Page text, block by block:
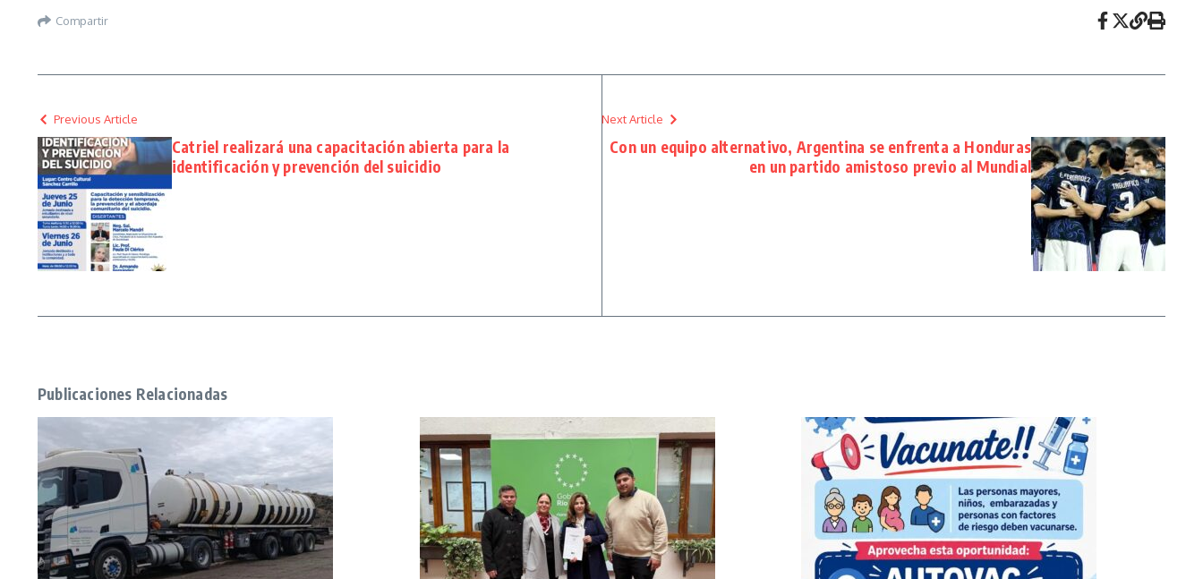
Compartir
Previous Article
Catriel realizará una capacitación abierta para la
identificación y prevención del suicidio
Next Article
Con un equipo alternativo, Argentina se enfrenta a Honduras
en un partido amistoso previo al Mundial
Publicaciones Relacionadas